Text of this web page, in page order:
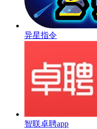
异星指令
智联卓聘app